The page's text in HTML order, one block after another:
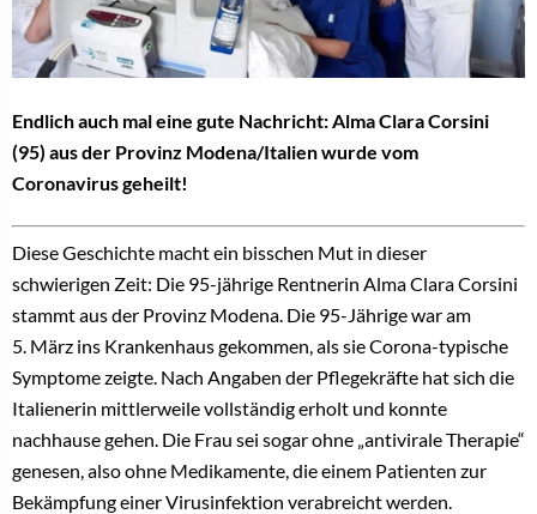
Endlich auch mal eine gute Nachricht: Alma Clara Corsini
(95) aus der Provinz Modena/Italien wurde vom
Coronavirus geheilt!
Diese Geschichte macht ein bisschen Mut in dieser
schwierigen Zeit: Die 95-jährige Rentnerin Alma Clara Corsini
stammt aus der Provinz Modena. Die 95-Jährige war am
5. März ins Krankenhaus gekommen, als sie Corona-typische
Symptome zeigte. Nach Angaben der Pflegekräfte hat sich die
Italienerin mittlerweile vollständig erholt und konnte
nachhause gehen. Die Frau sei sogar ohne „antivirale Therapie“
genesen, also ohne Medikamente, die einem Patienten zur
Bekämpfung einer Virusinfektion verabreicht werden.